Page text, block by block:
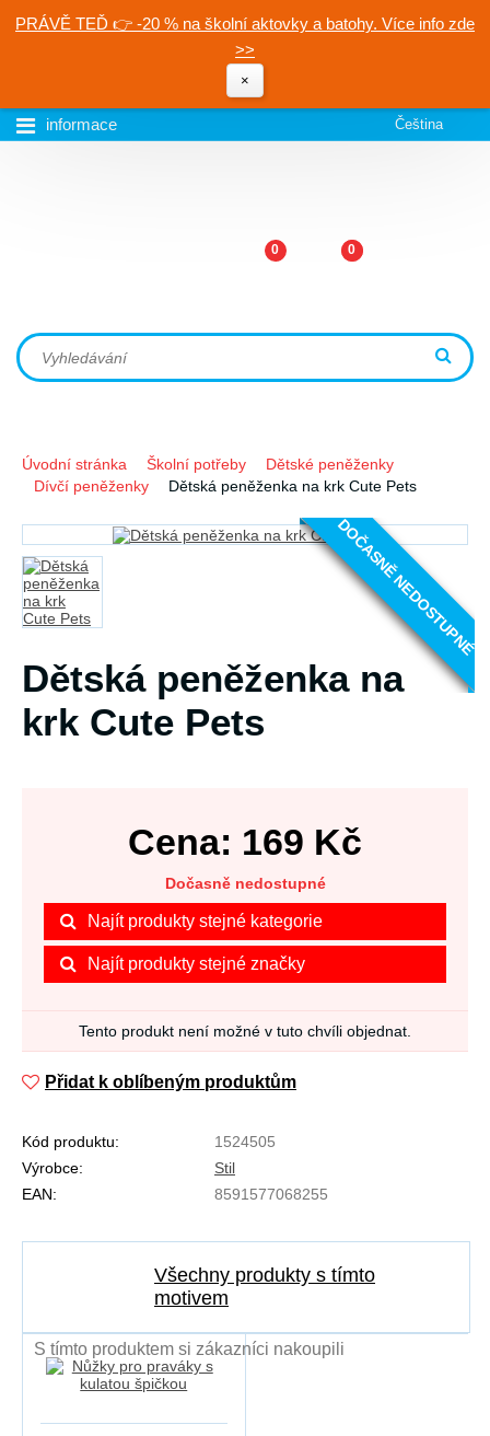
PRÁVĚ TEĎ 👉 -20 % na školní aktovky a batohy. Více info zde
>>
×
informace Čeština
0 0
Úvodní stránka Školní potřeby
Dětské peněženky
Dívčí peněženky
Dětská peněženka na krk Cute Pets
DOČASNĚ NEDOSTUPNÉ
Dětská peněženka na
krk Cute Pets
Cena: 169 Kč
Dočasně nedostupné
Najít produkty stejné kategorie
Najít produkty stejné značky
Tento produkt není možné v tuto chvíli objednat.
Přidat k oblíbeným produktům
Kód produktu:
1524505
Výrobce:
Stil
EAN:
8591577068255
Všechny produkty s tímto
motivem
S tímto produktem si zákazníci nakoupili